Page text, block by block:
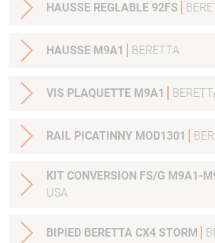
HAUSSE REGLABLE 92FS
HAUSSE M9A1 BERETTA
VIS PLAQUETTE M9A1
RAIL PICATINNY MOD1301
KIT CONVERSION FS/G M9A1-
USA
BIPIED BERETTA CX4 STORM